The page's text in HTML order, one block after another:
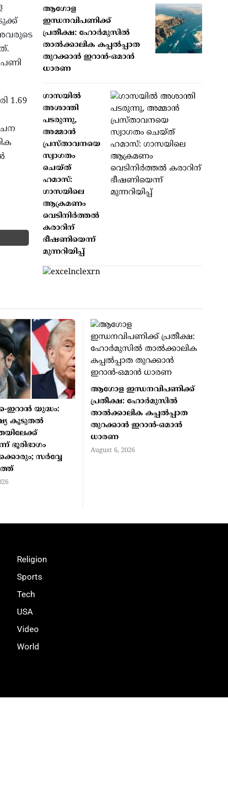
1.69
ആഗോള
ഇന്ധനവിപണിക്ക്
പ്രതീക്ഷ: ഹോർമുസിൽ
താൽക്കാലിക കപ്പൽപ്പാത
തുറക്കാൻ ഇറാൻ-ഒമാൻ
ധാരണ
ഗാസയിൽ
അശാന്തി
പടരുന്നു,
അമ്മാൻ
പ്രസ്താവനയെ
സ്വാഗതം
ചെയ്ത്
ഹമാസ്:
ഗാസയിലെ
ആക്രമണം
വെടിനിർത്തൽ
കരാറിന്
ഭീഷണിയെന്ന്
മുന്നറിയിപ്പ്
ഇറാൻ യുദ്ധം:
കൂടുതൽ
ഭൂരിഭാഗം
സർവ്വേ
ആഗോള ഇന്ധനവിപണിക്ക്
പ്രതീക്ഷ: ഹോർമുസിൽ
താൽക്കാലിക കപ്പൽപ്പാത
തുറക്കാൻ ഇറാൻ-ഒമാൻ
ധാരണ
August 6, 2026
Religion
Sports
Tech
USA
Video
World